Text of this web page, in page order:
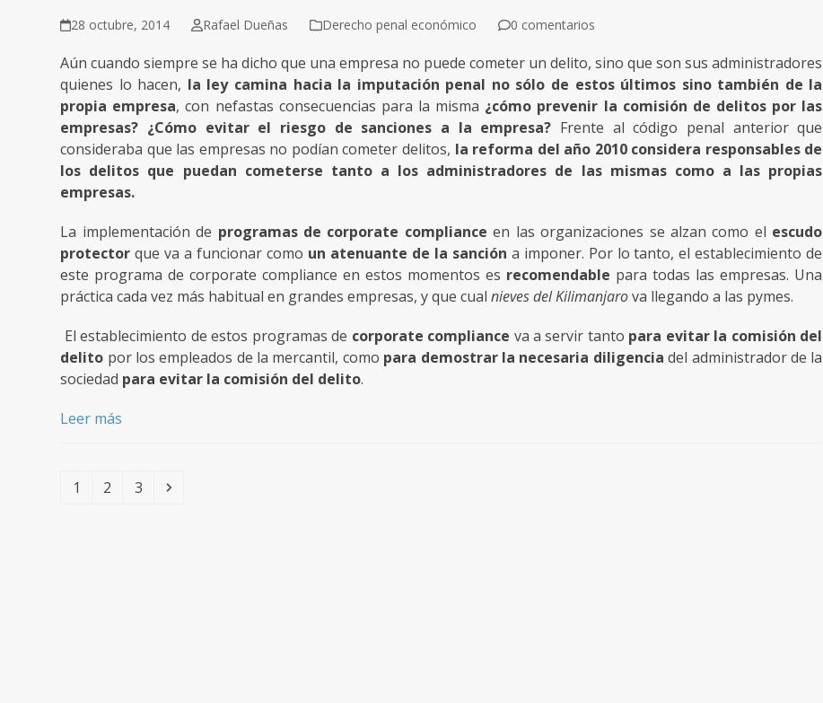
28 octubre, 2014 Rafael Dueñas Derecho penal económico 0 comentarios
Aún cuando siempre se ha dicho que una empresa no puede cometer un delito, sino que son sus administradores
quienes lo hacen, la ley camina hacia la imputación penal no sólo de estos últimos sino también de la
propia empresa, con nefastas consecuencias para la misma ¿cómo prevenir la comisión de delitos por las
empresas? ¿Cómo evitar el riesgo de sanciones a la empresa? Frente al código penal anterior que
consideraba que las empresas no podían cometer delitos, la reforma del año 2010 considera responsables de
los delitos que puedan cometerse tanto a los administradores de las mismas como a las propias
empresas.
La implementación de programas de corporate compliance en las organizaciones se alzan como el escudo
protector que va a funcionar como un atenuante de la sanción a imponer. Por lo tanto, el establecimiento de
este programa de corporate compliance en estos momentos es recomendable para todas las empresas. Una
práctica cada vez más habitual en grandes empresas, y que cual nieves del Kilimanjarova llegando a las pymes.
El establecimiento de estos programas de corporate compliance va a servir tanto para evitar la comisión del
delito por los empleados de la mercantil, como para demostrar la necesaria diligencia del administrador de la
sociedad para evitar la comisión del delito.
Leer más
Page
1 Page
2 Page
3 Siguiente